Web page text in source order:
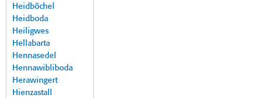
Heidböchel
Heidboda
Heiligwes
Hellabarta
Hennasedel
Hennawibliboda
Herawingert
Hienzastall